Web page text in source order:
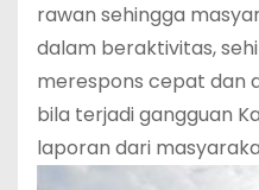
rawan sehingga
dalam beraktivitas,
merespons cepat dan
bila terjadi gangguan
laporan dari